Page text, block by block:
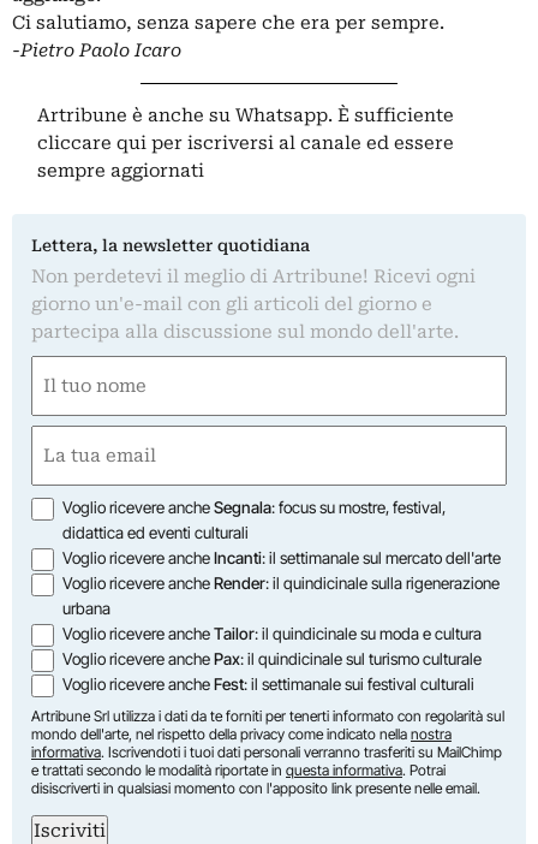
Ci salutiamo, senza sapere che era per sempre.
-Pietro Paolo Icaro
Artribune è anche su Whatsapp. È sufficiente
cliccare qui per iscriversi al canale ed essere
sempre aggiornati
Lettera, la newsletter quotidiana
Non perdetevi il meglio di Artribune! Ricevi ogni
giorno un'e-mail con gli articoli del giorno e
partecipa alla discussione sul mondo dell'arte.
(Obbligatorio)
Nome
(Obbligatorio)
Opzioni
Voglio ricevere ancheSegnala: focus su mostre, festival,
didattica ed eventi culturali
Voglio ricevere ancheIncanti: il settimanale sul mercato dell'arte
Voglio ricevere ancheRender: il quindicinale sulla rigenerazione
urbana
Voglio ricevere ancheTailor: il quindicinale su moda e cultura
Voglio ricevere anchePax: il quindicinale sul turismo culturale
Voglio ricevere ancheFest: il settimanale sui festival culturali
Artribune Srl utilizza i dati da te forniti per tenerti informato con regolarità sul
mondo dell'arte, nel rispetto della privacy come indicato nella nostra
informativa. Iscrivendoti i tuoi dati personali verranno trasferiti su MailChimp
e trattati secondo le modalità riportate in questa informativa. Potrai
disiscriverti in qualsiasi momento con l'apposito link presente nelle email.
Iscriviti